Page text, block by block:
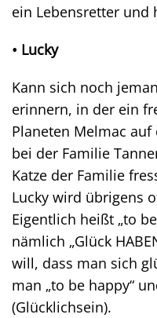
ein Lebensretter und
• Lucky
Kann sich noch
erinnern, in der ein
Planeten Melmac
bei der Familie
Katze der Familie
Lucky wird übrigens
Eigentlich heißt „to
nämlich „Glück
will, dass man sich
man „to be happy“
(Glücklichsein).